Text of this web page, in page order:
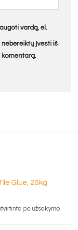
vardą, el.
įvesti iš
komentarą.
Glue, 25kg
po užsakymo